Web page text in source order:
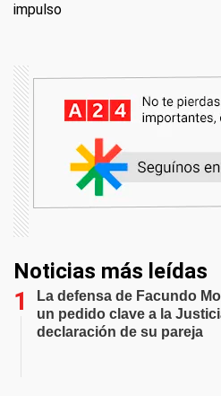
impulso
Noticias más leídas
La defensa de Facundo
un pedido clave a la
declaración de su pareja